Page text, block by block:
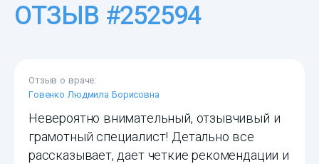
ОТЗЫВ #252594
Отзыв о враче:
Говенко Людмила Борисовна
Невероятно внимательный, отзывчивый и
грамотный специалист! Детально все
рассказывает, дает четкие рекомендации и